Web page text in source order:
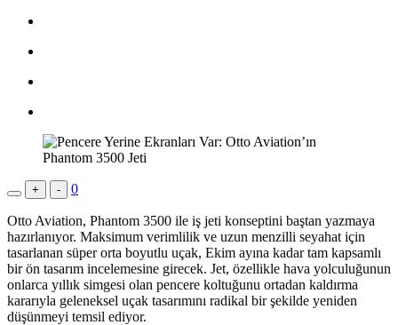
+ - 0
Otto Aviation, Phantom 3500 ile iş jeti konseptini baştan yazmaya
hazırlanıyor. Maksimum verimlilik ve uzun menzilli seyahat için
tasarlanan süper orta boyutlu uçak, Ekim ayına kadar tam kapsamlı
bir ön tasarım incelemesine girecek. Jet, özellikle hava yolculuğunun
onlarca yıllık simgesi olan pencere koltuğunu ortadan kaldırma
kararıyla geleneksel uçak tasarımını radikal bir şekilde yeniden
düşünmeyi temsil ediyor.